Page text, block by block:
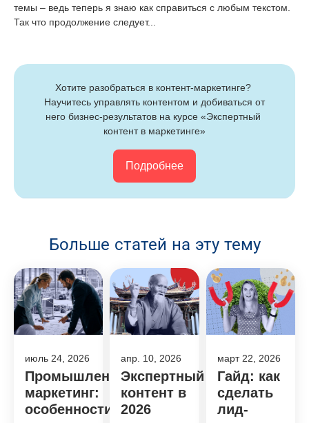
темы – ведь теперь я знаю как справиться с любым текстом.
Так что продолжение следует...
Хотите разобраться в контент-маркетинге?
Научитесь управлять контентом и добиваться от
него бизнес-результатов на курсе «Экспертный
контент в маркетинге»
Подробнее
Больше статей на эту тему
июль 24, 2026
Промышленный
маркетинг:
особенности,
апр. 10, 2026
Экспертный
контент в
2026
март 22, 2026
Гайд: как
сделать
лид-